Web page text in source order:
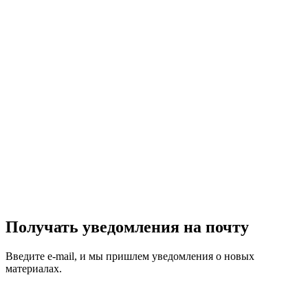
Получать уведомления на почту
Введите e-mail, и мы пришлем уведомления о новых
материалах.